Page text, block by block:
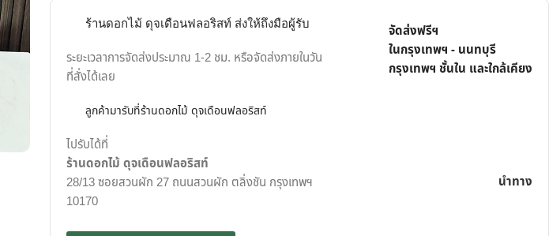
ร้านดอกไม้ ดุจเดือนฟลอริสท์ ส่งให้ถึงมือผู้รับ
ระยะเวลาการจัดส่งประมาณ 1-2 ชม. หรือจัดส่งภายในวัน
ที่สั่งได้เลย
จัดส่งฟรีฯ
ในกรุงเทพฯ - นนทบุรี
กรุงเทพฯ ชั้นใน และใกล้เคียง
ลูกค้ามารับที่ร้านดอกไม้ ดุจเดือนฟลอริสท์
ไปรับได้ที่
ร้านดอกไม้ ดุจเดือนฟลอริสท์
28/13 ซอยสวนผัก 27 ถนนสวนผัก ตลิ่งชัน กรุงเทพฯ
10170
นำทาง